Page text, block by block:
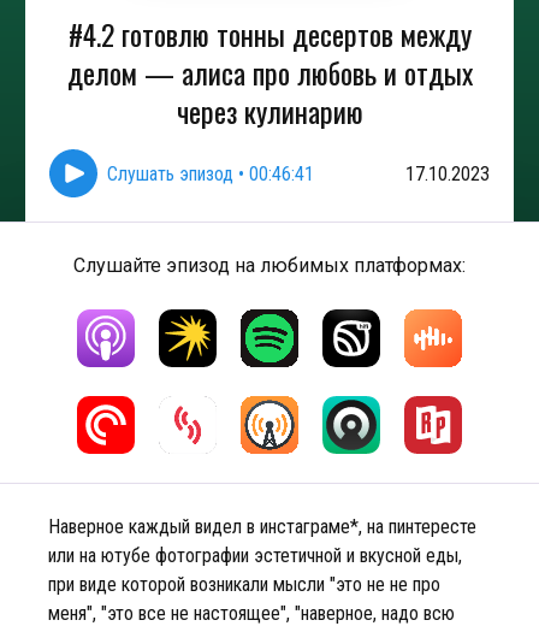
#4.2 готовлю тонны десертов между
делом — алиса про любовь и отдых
через кулинарию
Слушать эпизод • 00:46:41 17.10.2023
Слушайте эпизод на любимых платформах:
Наверное каждый видел в инстаграме*, на пинтересте
или на ютубе фотографии эстетичной и вкусной еды,
при виде которой возникали мысли "это не не про
меня", "это все не настоящее", "наверное, надо всю